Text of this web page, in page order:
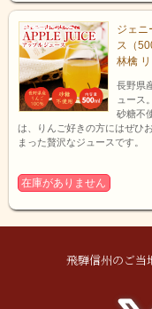
ジェニ
ス（
林檎
長野県
ュース。
砂糖不
は、りんご好きの方にはぜひ
まった贅沢なジュースです。
在庫がありません
飛騨信州のご当